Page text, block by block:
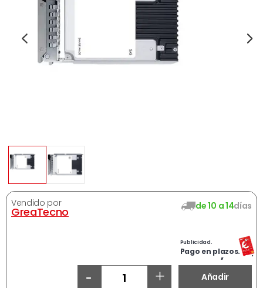
Vendido por
GreaTecno de 10 a 14días
Ahora
9968,97€
Publicidad.
Pago en plazos.
- + Añadir